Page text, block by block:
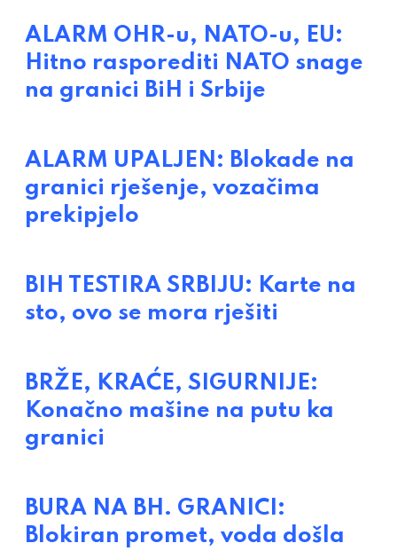
ALARM OHR-u, NATO-u, EU:
Hitno rasporediti NATO snage
na granici BiH i Srbije
ALARM UPALJEN: Blokade na
granici rješenje, vozačima
prekipjelo
BIH TESTIRA SRBIJU: Karte na
sto, ovo se mora rješiti
BRŽE, KRAĆE, SIGURNIJE:
Konačno mašine na putu ka
granici
BURA NA BH. GRANICI:
Blokiran promet, voda došla